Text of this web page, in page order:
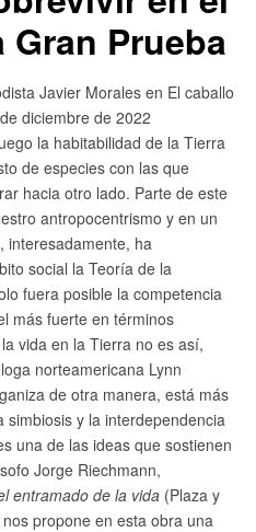
Prueba
Javier Morales en El caballo
diciembre de 2022
la habitabilidad de la Tierra
de especies con las que
hacia otro lado. Parte de este
antropocentrismo y en un
interesadamente, ha
social la Teoría de la
fuera posible la competencia
más fuerte en términos
vida en la Tierra no es así,
norteamericana Lynn
de otra manera, está más
y la interdependencia
una de las ideas que sostienen
Jorge Riechmann,
entramado de la vida (Plaza y
propone en esta obra una